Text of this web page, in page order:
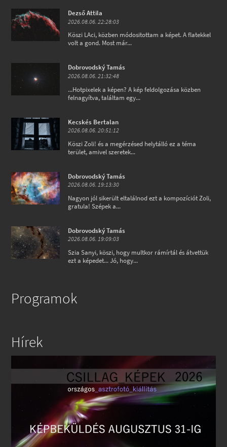
Dezső Attila
2026.08.06. 22:28:03
Köszi LAci, közben módositottam a képet. A flatekkel
volt a gond. Most már...
Dobrovodský Tamás
2026.08.06. 21:32:48
...Hotpixelek a képen? A kép feldolgozása közben
felnagyítva, találtam egy...
Kecskés Bertalan
2026.08.06. 20:51:12
Köszi Zoli! és a megérzésed helytálló ez a téma
terület, amivel szeretek...
Dobrovodský Tamás
2026.08.06. 19:13:30
Nagyon jól sikerült eltalálnod ezt a kompozíciót Zoli,
gratula! Szépek a...
Dobrovodský Tamás
2026.08.06. 19:09:03
Szia Sanyi, köszi, hogy multkor rámírtál és átvettük
ezt a képedet... Jó, hogy...
Programok
Hírek